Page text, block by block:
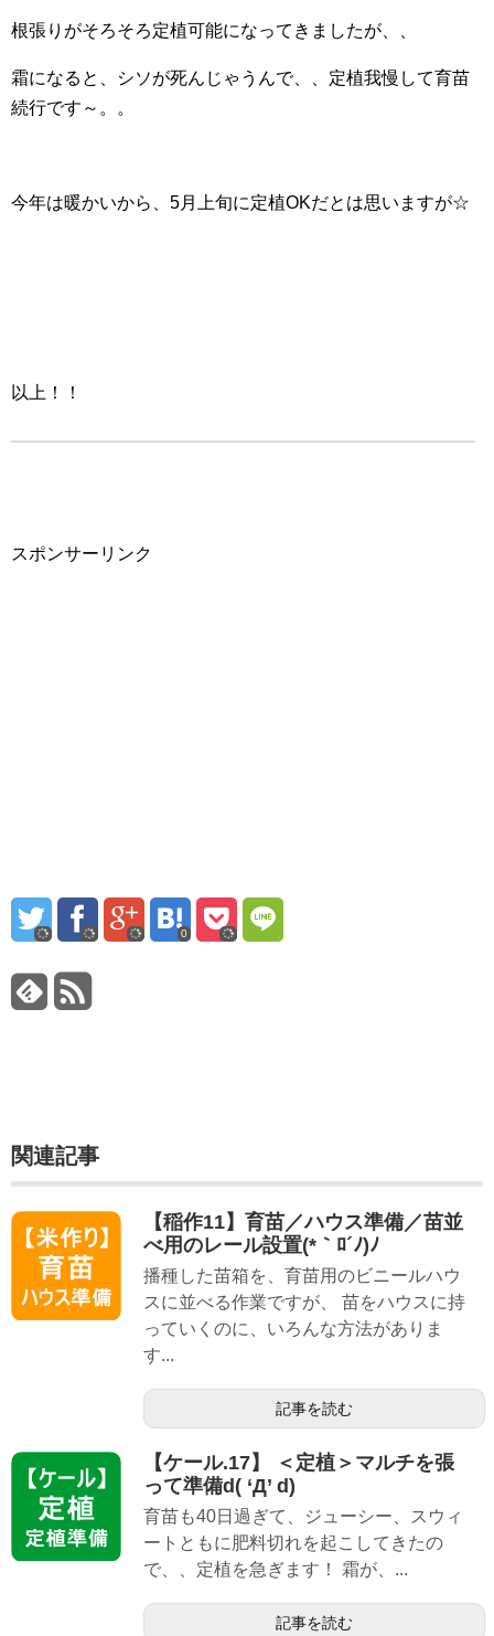
根張りがそろそろ定植可能になってきましたが、、
霜になると、シソが死んじゃうんで、、定植我慢して育苗
続行です～。。
今年は暖かいから、5月上旬に定植OKだとは思いますが☆
以上！！
スポンサーリンク
0
関連記事
【稲作11】育苗／ハウス準備／苗並
べ用のレール設置(*｀ﾛ´ﾉ)ﾉ
播種した苗箱を、育苗用のビニールハウ
スに並べる作業ですが、 苗をハウスに持
っていくのに、いろんな方法がありま
す...
記事を読む
【ケール.17】 ＜定植＞マルチを張
って準備d( ‘Д’ d)
育苗も40日過ぎて、ジューシー、スウィ
ートともに肥料切れを起こしてきたの
で、、定植を急ぎます！ 霜が、...
記事を読む